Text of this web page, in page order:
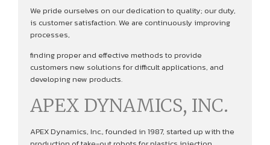
We pride ourselves on our dedication to quality; our duty,
is customer satisfaction. We are continuously improving
processes,
finding proper and effective methods to provide
customers new solutions for difficult applications, and
developing new products.
APEX DYNAMICS, INC.
APEX Dynamics, Inc., founded in 1987, started up with the